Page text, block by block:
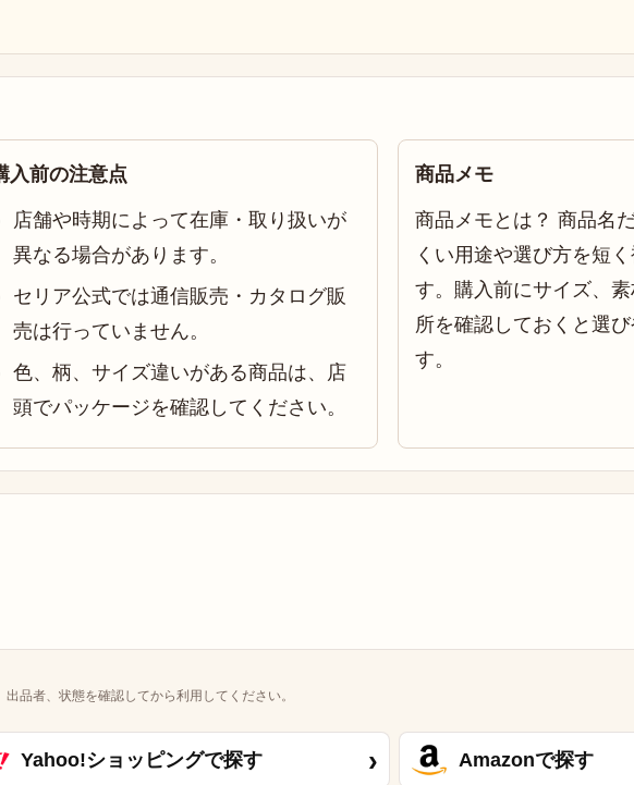
入前の注意点
店舗や時期によって在庫・取り扱いが
異なる場合があります。
セリア公式では通信販売・カタログ販
売は行っていません。
色、柄、サイズ違いがある商品は、店
頭でパッケージを確認してください。
商品メモ
商品メモとは？ 商品名
くい用途や選び方を短
す。購入前にサイズ、
所を確認しておくと選
す。
品者、状態を確認してから利用してください。
Yahoo!ショッピングで探す › Amazonで探す